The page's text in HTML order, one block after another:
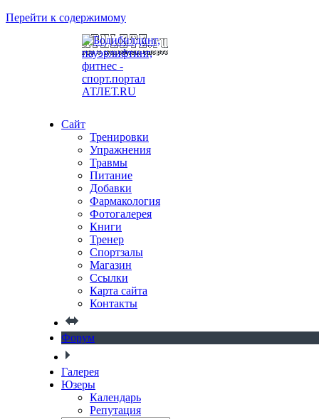
Перейти к содержимому
Сайт
Тренировки
Упражнения
Травмы
Питание
Добавки
Фармакология
Фотогалерея
Книги
Тренер
Спортзалы
Магазин
Ссылки
Карта сайта
Контакты
Форум
Галерея
Юзеры
Календарь
Репутация